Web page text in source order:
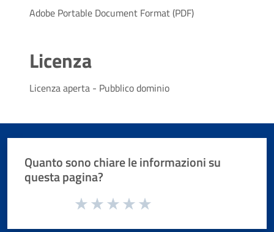
Adobe Portable Document Format (PDF)
Licenza
Licenza aperta - Pubblico dominio
Quanto sono chiare le informazioni su
questa pagina?
Valuta da 1 a 5 stelle la pagina